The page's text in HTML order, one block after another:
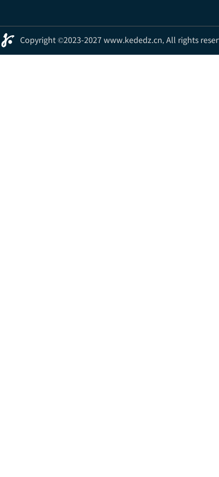
Copyright ©2023-2027 www.kededz.cn, All rights